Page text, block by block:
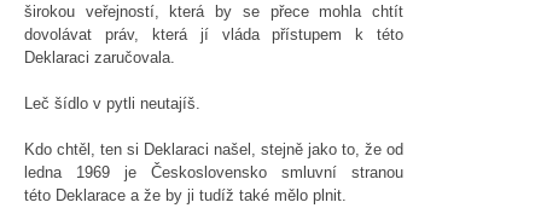
širokou veřejností, která by se přece mohla chtít
dovolávat práv, která jí vláda přístupem k této
Deklaraci zaručovala.
Leč šídlo v pytli neutajíš.
Kdo chtěl, ten si Deklaraci našel, stejně jako to, že od
ledna 1969 je Československo smluvní stranou
této Deklarace a že by ji tudíž také mělo plnit.